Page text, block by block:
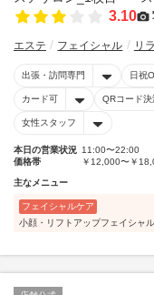
3.10
エステ フェイシャル リ
出張・訪問専門 日祝
カード可 QRコード決
女性スタッフ
本日の営業状況 11:00〜22:00
価格帯
￥12,000〜￥
主なメニュー
フェイシャルケア
小顔・リフトアップフェイシャ